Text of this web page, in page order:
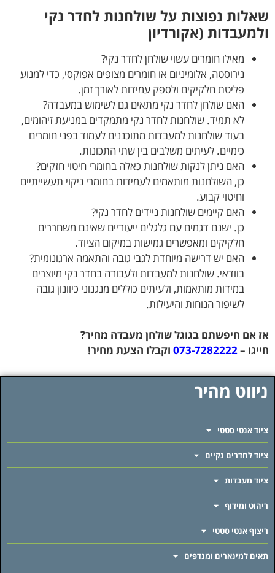
ניווט מהיר
ציוד אנטי סטטי
ציוד לחדרים נקיים
ציוד מעבדות
ריהוט ומידוף
ריצוף אנטי סטטי
תאים למינארים ומנדפים
שאלות נפוצות על שולחנות לחדר נקי
ולמעבדות (אקורדיון
מאילו חומרים עשוי שולחן לחדר נקי?
נירוסטה, אלומיניום או חומרים מצופים אפוקסי, כדי למנוע
פליטת חלקיקים ולספק עמידות לאורך זמן.
האם שולחן לחדר נקי מתאים גם לשימוש במעבדה?
לא תמיד. שולחנות לחדר נקי מתמקדים במניעת זיהומים,
בעוד שולחנות למעבדות מתוכננים לעמוד בפני חומרים
כימיים. לעיתים משלבים בין שתי התכונות.
האם ניתן לנקות שולחנות כאלה בחומרי חיטוי חזקים?
כן, השולחנות מותאמים לעמידות בחומרי ניקוי תעשייתיים
וחיטוי קבוע.
האם קיימים שולחנות ניידים לחדר נקי?
כן. ישנם דגמים עם גלגלים ייעודיים שאינם משחררים
חלקיקים ומאפשרים גמישות במיקום הציוד.
האם יש דרישה מיוחדת לגבי גובה והתאמה ארגונומית?
בוודאי. שולחנות למעבדות ולעבודה בחדר נקי מיוצרים
במידות מותאמות, ולעיתים כוללים מנגנוני כיוונון גובה
לשיפור הנוחות והיעילות.
אז אם חיפשתם בגוגל שולחן מעבדה מחיר?
חייגו –073-7282222 וקבלו הצעת מחיר!